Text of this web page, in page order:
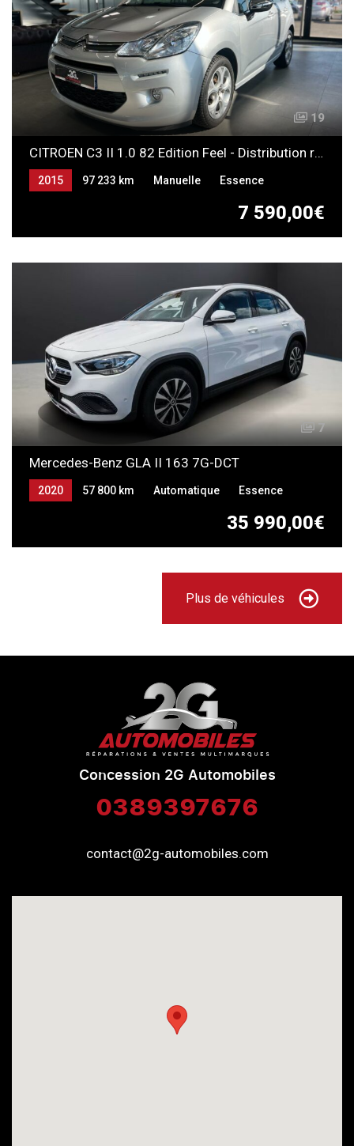
19
CITROEN C3 II 1.0 82 Edition Feel - Distribution remplacée
7 590,00€
2015 97 233 km Manuelle Essence
7
Mercedes-Benz GLA II 163 7G-DCT
35 990,00€
2020 57 800 km Automatique Essence
Plus de véhicules
Concession 2G Automobiles
0389397676
contact@2g-automobiles.com